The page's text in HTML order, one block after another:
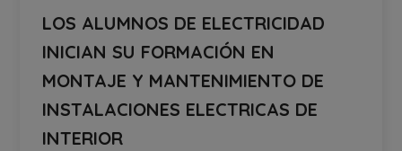
LOS ALUMNOS DE ELECTRICIDAD
INICIAN SU FORMACIÓN EN
MONTAJE Y MANTENIMIENTO DE
INSTALACIONES ELECTRICAS DE
INTERIOR